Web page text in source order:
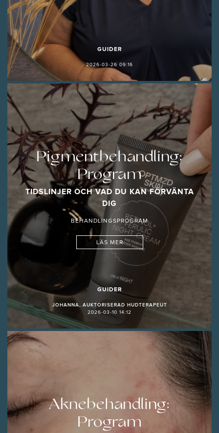
GUIDER
2026-03-26 09:16
Pigmentbehandling:
Program
TIDSLINJER OCH VAD DU KAN FÖRVÄNTA
DIG
BEHANDLINGSPROGRAM
LÄS MER
GUIDER
JOHANNA, AUKTORISERAD HUDTERAPEUT
2026-03-10 14:12
Aknebehandling:
Program